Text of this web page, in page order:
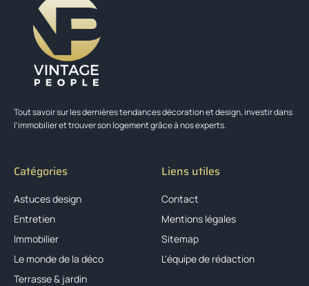
Tout savoir sur les dernières tendances décoration et design, investir dans
l’immobilier et trouver son logement grâce à nos experts.
Catégories
Astuces design
Entretien
Immobilier
Le monde de la déco
Terrasse & jardin
Liens utiles
Contact
Mentions légales
Sitemap
L'équipe de rédaction